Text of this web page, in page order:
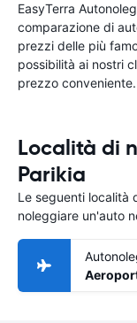
EasyTerra
comparazione di
prezzi delle più
possibilità ai nostri
prezzo conveniente.
Località di
Parikia
Le seguenti località
noleggiare un'auto